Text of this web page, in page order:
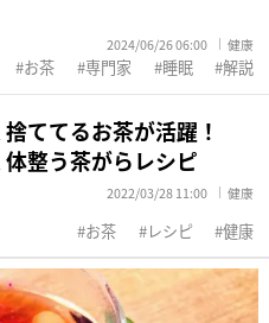
2024/06/26 06:00 健康
お茶 専門家 睡眠 解説
捨ててるお茶が活躍！
整う茶がらレシピ
2022/03/28 11:00 健康
お茶 レシピ 健康